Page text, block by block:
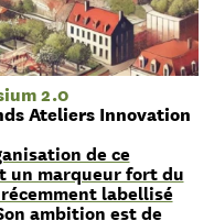
2.0
Ateliers Innovation
de ce
un marqueur fort du
labellisé
ambition est de